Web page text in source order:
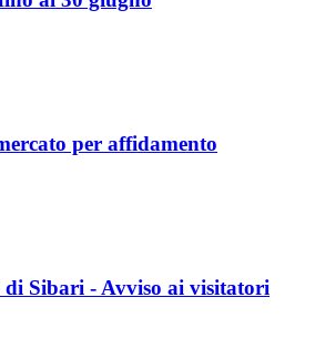
per affidamento
di Sibari - Avviso ai visitatori